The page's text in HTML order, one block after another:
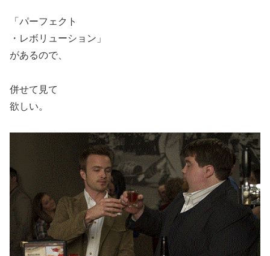
「パーフェクト
・レボリューション」
があるので、
併せて見て
欲しい。